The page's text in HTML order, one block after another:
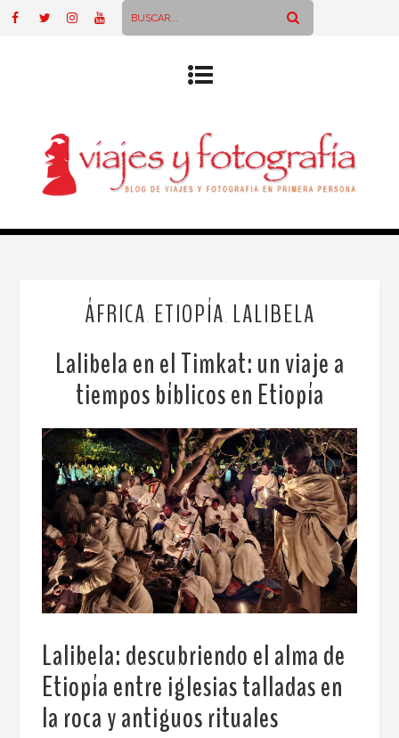
ÁFRICA ETIOPÍA LALIBELA
Lalibela en el Timkat: un viaje a
tiempos bíblicos en Etiopía
Lalibela: descubriendo el alma de
Etiopíaentre iglesias talladas en
la roca y antiguos rituales